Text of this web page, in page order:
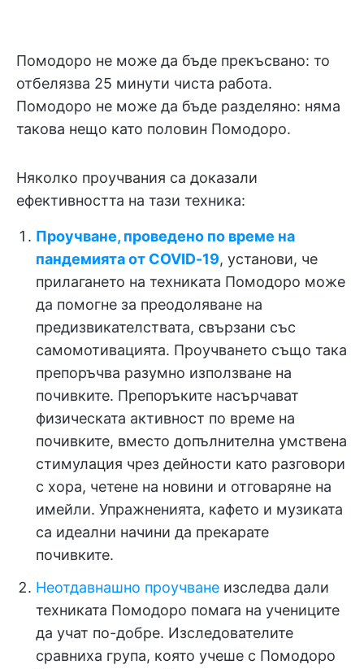
Помодоро не може да бъде прекъсвано: то
отбелязва 25 минути чиста работа.
Помодоро не може да бъде разделяно: няма
такова нещо като половин Помодоро.
Няколко проучвания са доказали
ефективността на тази техника:
Проучване, проведено по време на
пандемията от COVID-19, установи, че
прилагането на техниката Помодоро може
да помогне за преодоляване на
предизвикателствата, свързани със
самомотивацията. Проучването също така
препоръчва разумно използване на
почивките. Препоръките насърчават
физическата активност по време на
почивките, вместо допълнителна умствена
стимулация чрез дейности като разговори
с хора, четене на новини и отговаряне на
имейли. Упражненията, кафето и музиката
са идеални начини да прекарате
почивките.
Неотдавнашно проучване изследва дали
техниката Помодоро помага на учениците
да учат по-добре. Изследователите
сравниха група, която учеше с Помодоро